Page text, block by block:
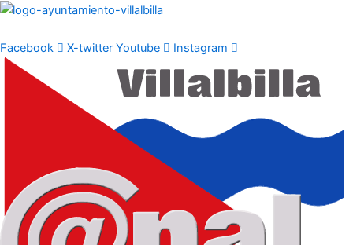
Ir
contenido
Facebook X-twitter Youtube Instagram